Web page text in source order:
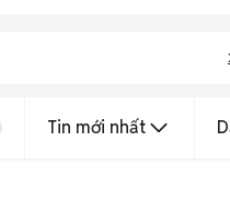
Tin mới nhất